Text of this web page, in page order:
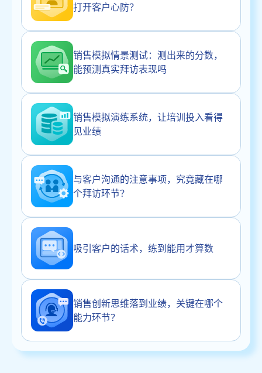
打开客户心防？
销售模拟情景测试：测出来的分数，
能预测真实拜访表现吗
销售模拟演练系统，让培训投入看得
见业绩
与客户沟通的注意事项，究竟藏在哪
个拜访环节？
吸引客户的话术，练到能用才算数
销售创新思维落到业绩，关键在哪个
能力环节？